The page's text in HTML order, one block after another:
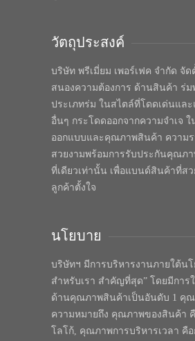
วัตถุประสงค์
บริษัท พรีเมี่ยม เพอร์เฟค จำกัด จั
สนองความต้องการ ด้านสินค้า ร่ม
ประเภทร่ม ในสไตล์ที่โดดเด่นแล
อื่นๆ กระโดดออกจากความจำเจ ใ
ออกแบบและคุณภาพสินค้า ความร
สวยงามพร้อมการรับประกันคุณภ
ที่เดียวเท่านั้น เพื่อแบนด์สินค้าที่ส
ลูกค้าตั้งใจ
นโยบาย
บริษัทฯ มีการบริหารงานภายใต้น
สำหรับเรา สำคัญที่สุด” โดยมีการ
ด้านคุณภาพสินค้าเป็นอันดับ 1 คุ
ความหมายถึง คุณภาพของสินค้า
โลโก้, คุณภาพการบริหารเวลา คือ